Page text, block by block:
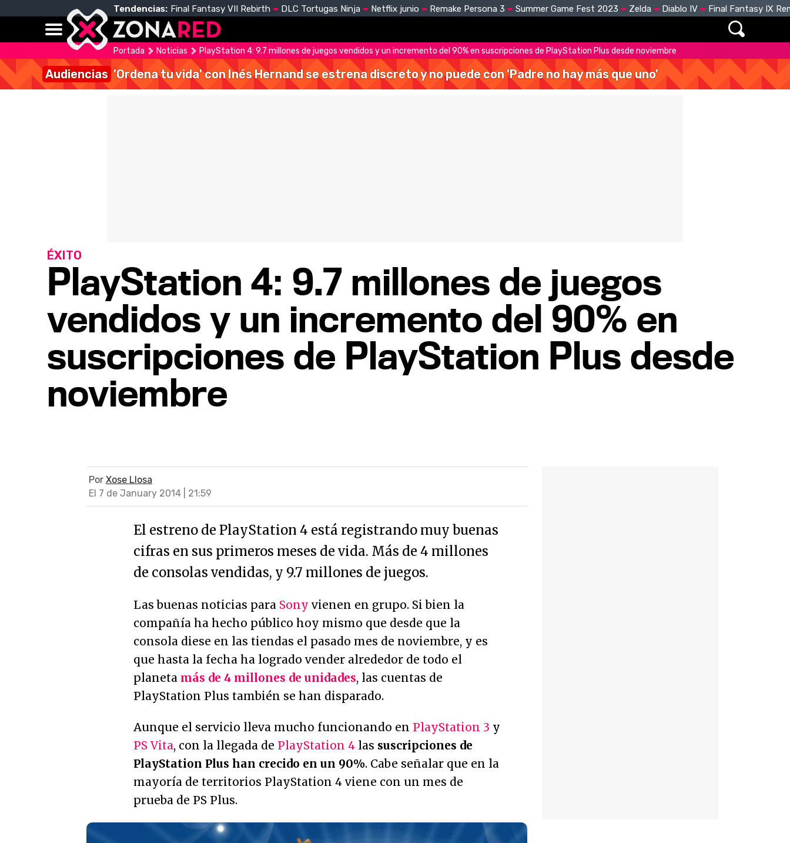
Tendencias: Final Fantasy VII Rebirth DLC Tortugas Ninja Netflix junio Remake Persona 3 Summer Game Fest 2023 Zelda Diablo IV Final Fantasy IX
Portada Noticias PlayStation 4: 9.7 millones de juegos vendidos y un incremento del 90% en suscripciones de PlayStation Plus desde noviembre
Audiencias 'Ordena tu vida' con Inés Hernand se estrena discreto y no puede con 'Padre no hay más que uno'
PlayStation 4: 9.7 millones de juegos
vendidos y un incremento del 90% en
suscripciones de PlayStation Plus desde
noviembre
ÉXITO
Por Xose Llosa
El 7 de January 2014 | 21:59
El estreno de PlayStation 4 está registrando muy buenas
cifras en sus primeros meses de vida. Más de 4 millones
de consolas vendidas, y 9.7 millones de juegos.
Las buenas noticias para Sony vienen en grupo. Si bien la
compañía ha hecho público hoy mismo que desde que la
consola diese en las tiendas el pasado mes de noviembre, y es
que hasta la fecha ha logrado vender alrededor de todo el
planeta más de 4 millones de unidades, las cuentas de
PlayStation Plus también se han disparado.
Aunque el servicio lleva mucho funcionando en PlayStation 3 y
PS Vita, con la llegada de PlayStation 4 las suscripciones de
PlayStation Plus han crecido en un 90%. Cabe señalar que en la
mayoría de territorios PlayStation 4 viene con un mes de
prueba de PS Plus.